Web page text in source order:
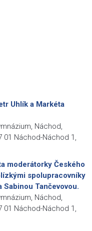
Uhlík a Markéta
Náchod,
01 Náchod-Náchod 1,
moderátorky Českého
spolupracovníky
Sabinou Tančevovou.
Náchod,
01 Náchod-Náchod 1,